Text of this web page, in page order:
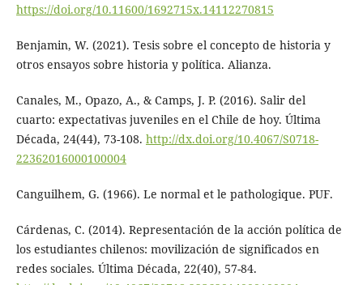
https://doi.org/10.11600/1692715x.14112270815
Benjamin, W. (2021). Tesis sobre el concepto de historia y
otros ensayos sobre historia y política. Alianza.
Canales, M., Opazo, A., & Camps, J. P. (2016). Salir del
cuarto: expectativas juveniles en el Chile de hoy. Última
Década, 24(44), 73-108. http://dx.doi.org/10.4067/S0718-
22362016000100004
Canguilhem, G. (1966). Le normal et le pathologique. PUF.
Cárdenas, C. (2014). Representación de la acción política de
los estudiantes chilenos: movilización de significados en
redes sociales. Última Década, 22(40), 57-84.